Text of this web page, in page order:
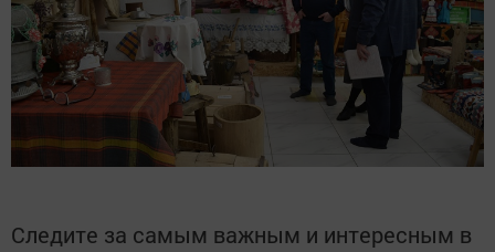
Следите за самым важным и интересным в